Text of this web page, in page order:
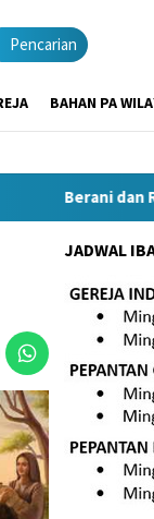
Pencarian
BAHAN PA
Berani dan
JADWAL